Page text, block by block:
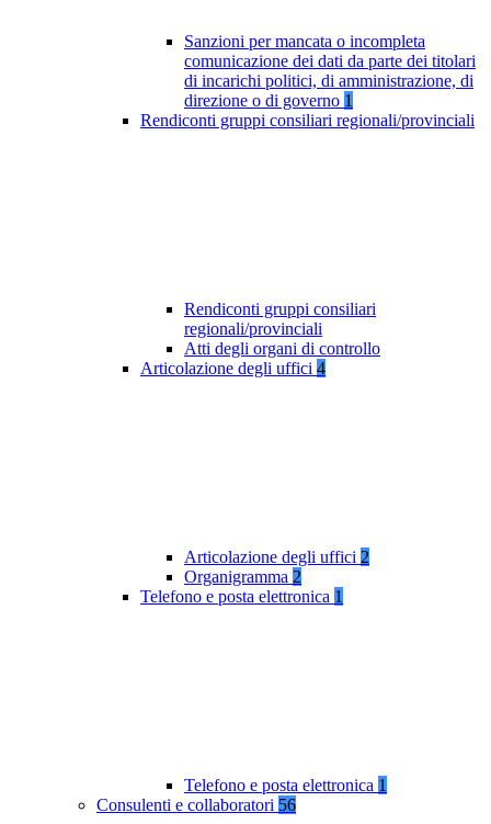
Sanzioni per mancata o incompleta
comunicazione dei dati da parte dei titolari
di incarichi politici, di amministrazione, di
direzione o di governo 1
Rendiconti gruppi consiliari regionali/provinciali
Rendiconti gruppi consiliari
regionali/provinciali
Atti degli organi di controllo
Articolazione degli uffici 4
Articolazione degli uffici 2
Organigramma 2
Telefono e posta elettronica 1
Telefono e posta elettronica 1
Consulenti e collaboratori 56